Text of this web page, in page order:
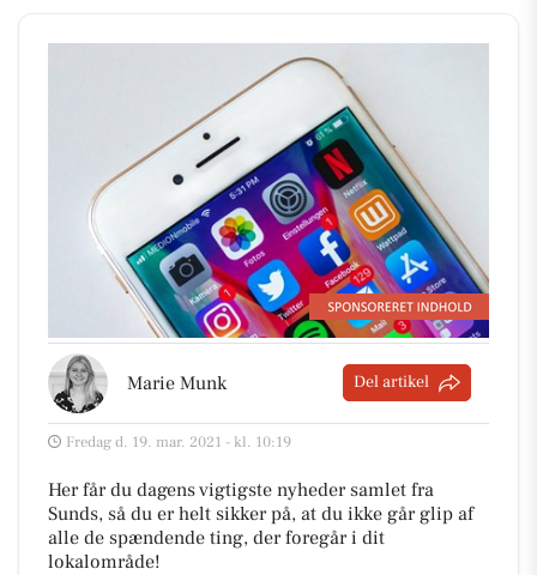
Marie Munk Del artikel
Fredag d. 19. mar. 2021 - kl. 10:19
Her får du dagens vigtigste nyheder samlet fra
Sunds, så du er helt sikker på, at du ikke går glip af
alle de spændende ting, der foregår i dit
lokalområde!